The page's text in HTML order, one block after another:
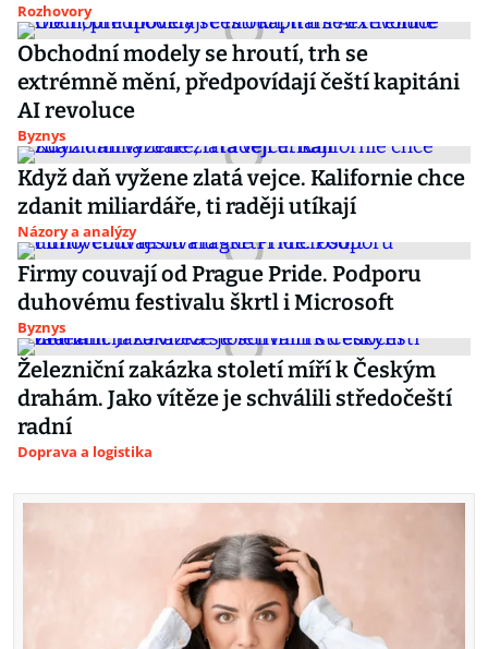
Rozhovory
Obchodní modely se hroutí, trh se
extrémně mění, předpovídají čeští kapitáni
AI revoluce
Byznys
Když daň vyžene zlatá vejce. Kalifornie chce
zdanit miliardáře, ti raději utíkají
Názory a analýzy
Firmy couvají od Prague Pride. Podporu
duhovému festivalu škrtl i Microsoft
Byznys
Železniční zakázka století míří k Českým
drahám. Jako vítěze je schválili středočeští
radní
Doprava a logistika